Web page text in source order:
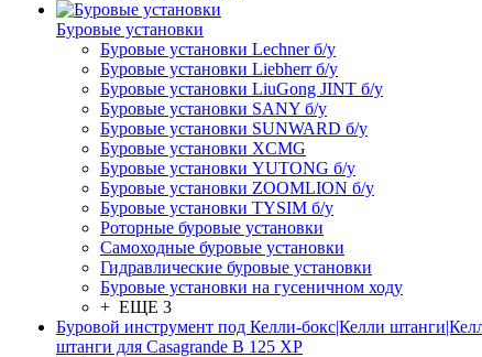
Буровые установки
Буровые установки Lechner б/у
Буровые установки Liebherr б/у
Буровые установки LiuGong JINT б/у
Буровые установки SANY б/у
Буровые установки SUNWARD б/у
Буровые установки XCMG
Буровые установки YUTONG б/у
Буровые установки ZOOMLION б/у
Буровые установки TYSIM б/у
Роторные буровые установки
Самоходные буровые установки
Гидравлические буровые установки
Буровые установки на гусеничном ходу
+ ЕЩЕ 3
Буровой инструмент под Келли-бокс|Келли
штанги для Casagrande B 125 XP